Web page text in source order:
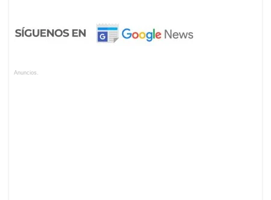
Anuncios.